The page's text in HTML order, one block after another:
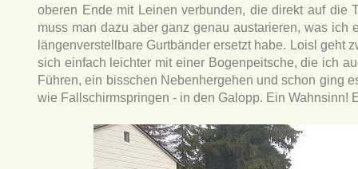
oberen Ende mit Leinen verbunden, die direkt auf die
muss man dazu aber ganz genau austarieren, was
längenverstellbare Gurtbänder ersetzt habe. Loisl geht
sich einfach leichter mit einer Bogenpeitsche, die ich
Führen, ein bisschen Nebenhergehen und schon ging
wie Fallschirmspringen - in den Galopp. Ein Wahnsinn!